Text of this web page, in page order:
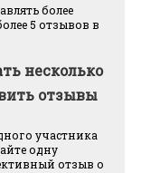
более
5 отзывов в
несколько
отзывы
участника
одну
отзыв о